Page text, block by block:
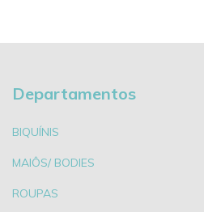
Departamentos
BIQUÍNIS
MAIÔS/ BODIES
ROUPAS